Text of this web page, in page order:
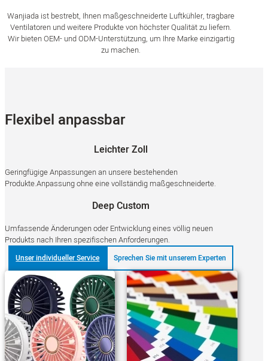
Wanjiada ist bestrebt, Ihnen maßgeschneiderte Luftkühler, tragbare
Ventilatoren und weitere Produkte von höchster Qualität zu liefern.
Wir bieten OEM- und ODM-Unterstützung, um Ihre Marke einzigartig
zu machen.
Flexibel anpassbar
Leichter Zoll
Geringfügige Anpassungen an unsere bestehenden
Produkte.Anpassung ohne eine vollständig maßgeschneiderte.
Deep Custom
Umfassende Änderungen oder Entwicklung eines völlig neuen
Produkts nach Ihren spezifischen Anforderungen.
Unser individueller Service Sprechen Sie mit unserem Experten